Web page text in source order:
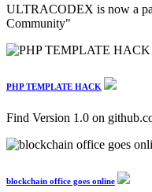
ULTRACODEX is now a
Community"
PHP TEMPLATE HACK
Find Version 1.0 on
blockchain office goes online